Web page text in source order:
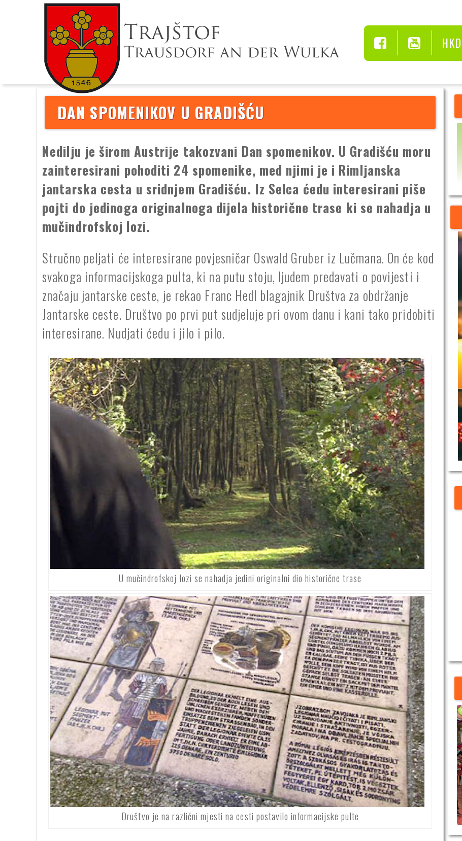
HKD
DAN SPOMENIKOV U GRADIŠĆU
Nedilju je širom Austrije takozvani Dan spomenikov. U Gradišću moru
zainteresirani pohoditi 24 spomenike, med njimi je i Rimljanska
jantarska cesta u sridnjem Gradišću. Iz Selca ćedu interesirani piše
pojti do jedinoga originalnoga dijela historične trase ki se nahadja u
mučindrofskoj lozi.
Stručno peljati će interesirane povjesničar Oswald Gruber iz Lučmana. On će kod
svakoga informacijskoga pulta, ki na putu stoju, ljudem predavati o povijesti i
značaju jantarske ceste, je rekao Franc Hedl blagajnik Društva za obdržanje
Jantarske ceste. Društvo po prvi put sudjeluje pri ovom danu i kani tako pridobiti
interesirane. Nudjati ćedu i jilo i pilo.
U mučindrofskoj lozi se nahadja jedini originalni dio historične trase
Društvo je na različni mjesti na cesti postavilo informacijske pulte